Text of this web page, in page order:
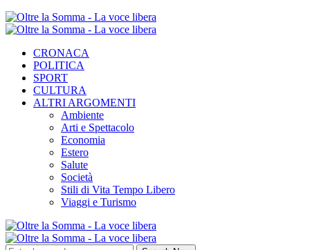
CRONACA
POLITICA
SPORT
CULTURA
ALTRI ARGOMENTI
Ambiente
Arti e Spettacolo
Economia
Estero
Salute
Società
Stili di Vita Tempo Libero
Viaggi e Turismo